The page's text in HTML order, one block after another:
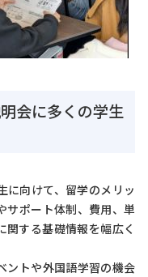
会に多くの学生
に向けて、留学のメリッ
サポート体制、費用、単
する基礎情報を幅広く
ントや外国語学習の機会